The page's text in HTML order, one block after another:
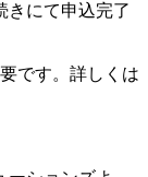
きにて申込完了
です。詳しくは